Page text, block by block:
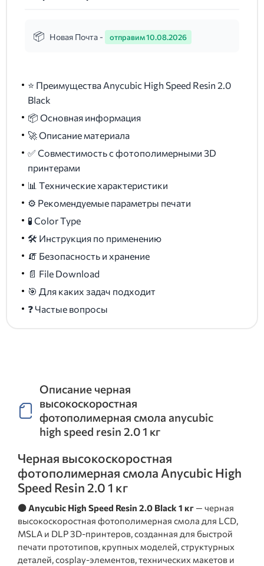
Новая Почта - отправим 10.08.2026
⭐ Преимущества Anycubic High Speed Resin 2.0
Black
📦 Основная информация
🚀 Описание материала
✅ Совместимость с фотополимерными 3D
принтерами
📊 Технические характеристики
⚙️ Рекомендуемые параметры печати
🧪 Color Type
🛠️ Инструкция по применению
🧯 Безопасность и хранение
📄 File Download
🎯 Для каких задач подходит
❓ Частые вопросы
Описание черная
высокоскоростная
фотополимерная смола anycubic
high speed resin 2.0 1 кг
Черная высокоскоростная
фотополимерная смола Anycubic High
Speed Resin 2.0 1 кг
⚫ Anycubic High Speed Resin 2.0 Black 1 кг — черная
высокоскоростная фотополимерная смола для LCD,
MSLA и DLP 3D-принтеров, созданная для быстрой
печати прототипов, крупных моделей, структурных
деталей, cosplay-элементов, технических макетов и